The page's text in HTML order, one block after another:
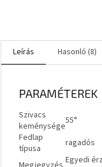
Leírás Hasonló (8)
PARAMÉTEREK
Szivacs
keménysége55°
Fedlap
típusa
ragadós
Egyedi